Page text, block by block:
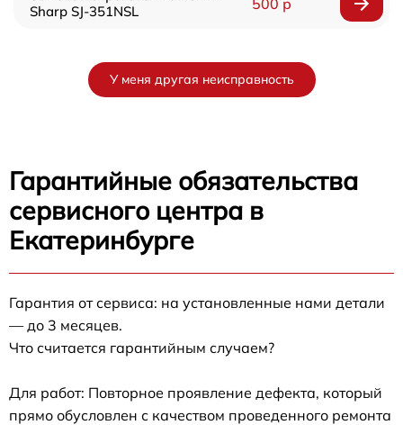
Sharp SJ-351NSL
У меня другая неисправность
Гарантийные обязательства
сервисного центра в
Екатеринбурге
Гарантия от сервиса: на установленные нами детали
— до 3 месяцев.
Что считается гарантийным случаем?
Для работ: Повторное проявление дефекта, который
прямо обусловлен с качеством проведенного ремонта